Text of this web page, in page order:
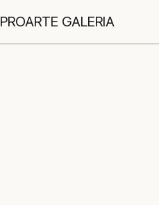
PROARTE GALERIA